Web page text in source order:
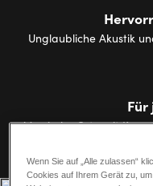
Unglaubliche Akustik
Für
Magische Orte mit
Wenn Sie auf „Alle zulassen“
Cookies auf Ihrem Gerät zu,